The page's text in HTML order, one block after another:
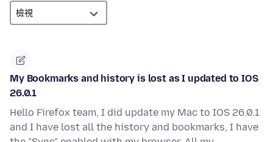
My Bookmarks and history is lost as I updated to IOS
26.0.1
Hello Firefox team, I did update my Mac to IOS 26.0.1
and I have lost all the history and bookmarks, I have